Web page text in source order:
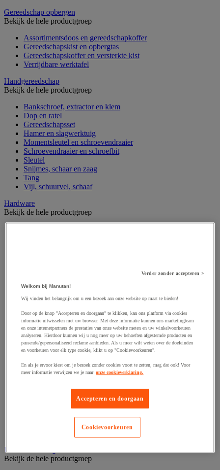
Gereedschap opbergen
Bekijk de hele productgroep
Assortimentsdoos en gereedschapkoffer
Gereedschapskist en opbergtas
Gereedschapskoffer en versterkte kist
Verrijdbare werktafel
Handgereedschap
Bekijk de hele productgroep
Bankschroef, extractor en klem
Dop en ratel
Gereedschapsset
Hamer en slagwerktuig
Momentsleutel en schroevendraaier
Schroevendraaier en schroefbit
Sleutel
Snijmes, schaar en zaag
Tang
Vijl, schuurvel, schaaf
Hardware
Bekijk de hele productgroep
Draadstift
Haak en schroefoog
Ketting en trekkoord
Moer
Nagel en blindklinktang
Plug en pin
Punten, spijkers en nieten
Regelvoet
Ring
Scharnierpen, -strip en geheng
Sluitknop en handgreep
Industrieel reinigen en ontvetten
Bekijk de hele productgroep
Verder zonder accepteren >
Welkom bij Manutan!
Wij vinden het belangrijk om u een bezoek aan onze website op maat te bieden!
Door op de knop "Accepteren en doorgaan" te klikken, kan ons platform via cookies
informatie uitwisselen met uw browser. Met deze informatie kunnen ons marketingteam
en onze internetpartners de prestaties van onze website meten en uw winkelvoorkeuren
analyseren. Hierdoor kunnen wij u nog meer op uw behoeften afgestemde producten en
passende/gepersonaliseerd reclame aanbieden. Als u meer wilt weten over de doeleinden
en voorkeuren voor elk type cookie, klikt u op "Cookievoorkeuren".
En als je ervoor kiest om je bezoek zonder cookies voort te zetten, mag dat ook! Voor
meer informatie verwijzen we je naar onze cookieverklaring.
Accepteren en doorgaan
Cookievoorkeuren